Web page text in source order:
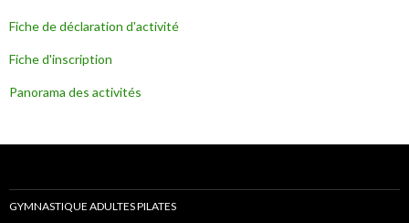
Fiche de déclaration d'activité
Fiche d'inscription
Panorama des activités
GYMNASTIQUE ADULTES PILATES